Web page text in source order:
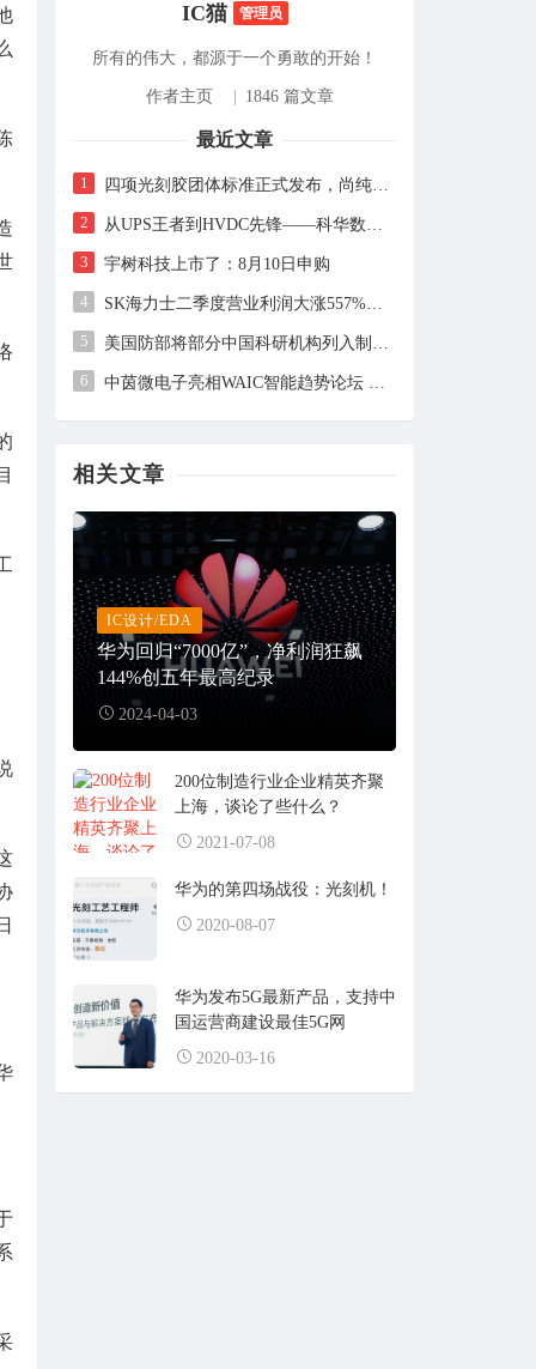
IC猫 管理员
所有的伟大，都源于一个勇敢的开始！
作者主页 1846 篇文章
最近文章
1 四项光刻胶团体标准正式发布，尚纯智造以设备商身份跻身标准起草席
2 从UPS王者到HVDC先锋——科华数据的“时代转身”
3 宇树科技上市了：8月10日申购
4 SK海力士二季度营业利润大涨557%，但未及市场预期
5 美国防部将部分中国科研机构列入制裁清单，中方回应
6 中茵微电子亮相WAIC智能趋势论坛 AI ASIC芯片定制平台赋能工业AI落地
相关文章
IC设计/EDA
华为回归“7000亿”，净利润狂飙
144%创五年最高纪录
2024-04-03
200位制造行业企业精英齐聚
上海，谈论了些什么？
2021-07-08
华为的第四场战役：光刻机！
2020-08-07
华为发布5G最新产品，支持中
国运营商建设最佳5G网
2020-03-16